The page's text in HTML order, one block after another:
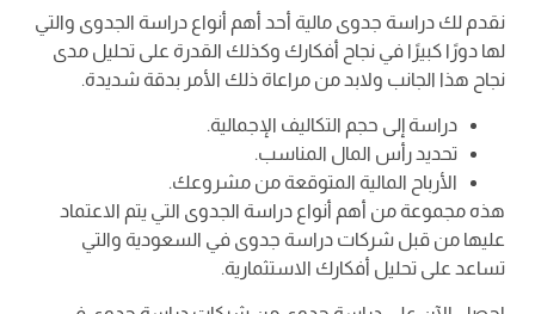
نقدم لك دراسة جدوى مالية أحد أهم أنواع دراسة الجدوى والتي
لها دورًا كبيرًا في نجاح أفكارك وكذلك القدرة على تحليل مدى
نجاح هذا الجانب ولابد من مراعاة ذلك الأمر بدقة شديدة.
دراسة إلى حجم التكاليف الإجمالية.
تحديد رأس المال المناسب.
الأرباح المالية المتوقعة من مشروعك.
هذه مجموعة من أهم أنواع دراسة الجدوى التي يتم الاعتماد
عليها من قبل شركات دراسة جدوى في السعودية والتي
تساعد على تحليل أفكارك الاستثمارية.